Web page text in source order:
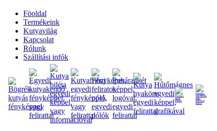
Föoldal
Termékeink
Kutyavilág
Kapcsolat
Rólunk
Szállítási infók